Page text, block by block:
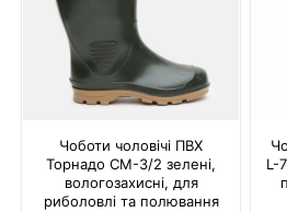
Чоботи чоловічі ПВХ
Торнадо СМ-3/2 зелені,
вологозахисні, для
риболовлі та полювання
L-